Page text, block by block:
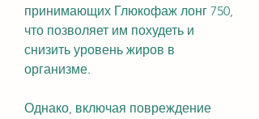
принимающих Глюкофаж лонг 750,
что позволяет им похудеть и
снизить уровень жиров в
организме.
Однако, включая повреждение